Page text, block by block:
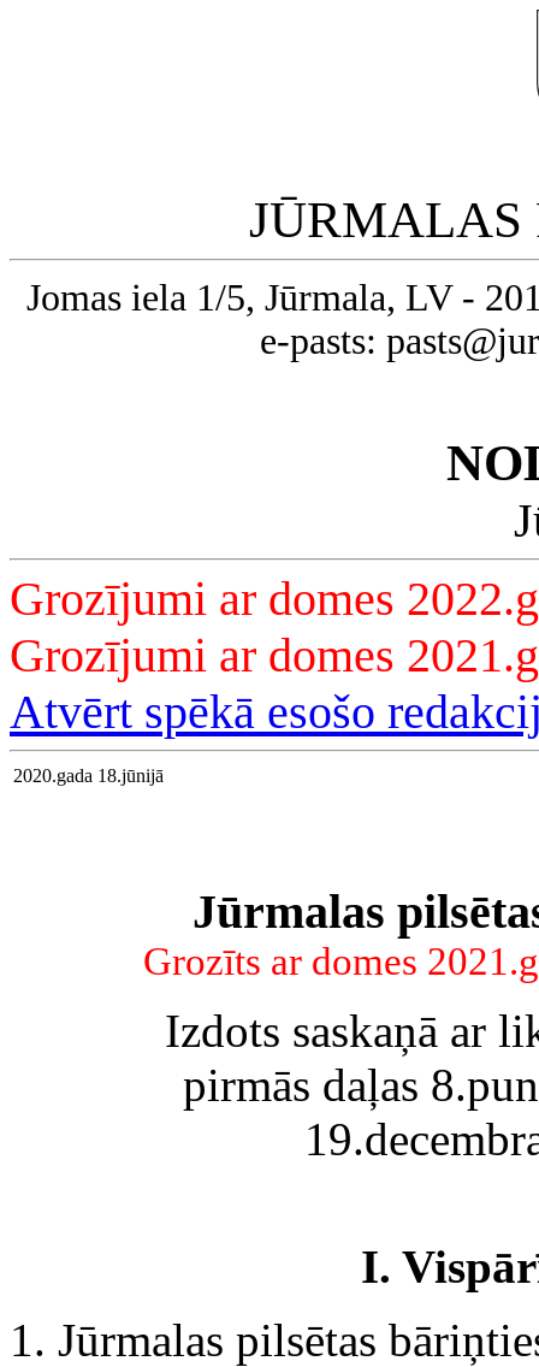
JŪRMALAS
Jomas iela 1/5, Jūrmala, LV -
e-pasts:
Grozījumi ar domes
Grozījumi ar domes
Atvērt spēkā esošo
2020.gada 18.jūnijā
Jūrmalas
Grozīts ar domes
Izdots saskaņā ar
pirmās daļas
I.
1. Jūrmalas pilsētas